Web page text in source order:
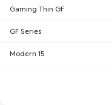
Gaming Thin GF
GF Series
Modern 15